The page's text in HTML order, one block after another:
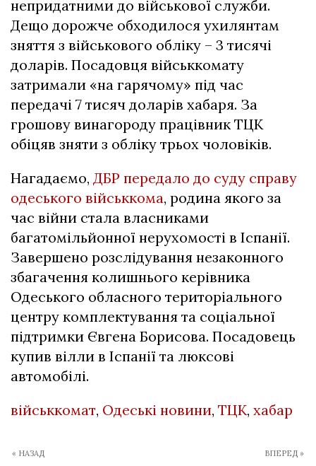
непридатними до військової служби.
Дещо дорожче обходилося ухилянтам
зняття з військового обліку – 3 тисячі
доларів. Посадовця військкомату
затримали «на гарячому» під час
передачі 7 тисяч доларів хабаря. За
грошову винагороду працівник ТЦК
обіцяв зняти з обліку трьох чоловіків.
Нагадаємо, ДБР передало до суду справу
одеського військкома, родина якого за
час війни стала власниками
багатомільйонної нерухомості в Іспанії.
Завершено розслідування незаконного
збагачення колишнього керівника
Одеського обласного територіального
центру комплектування та соціальної
підтримки Євгена Борисова. Посадовець
купив вілли в Іспанії та люксові
автомобілі.
військкомат, Одеські новини, ТЦК, хабар
« НАЗАД ВПЕРЕД »